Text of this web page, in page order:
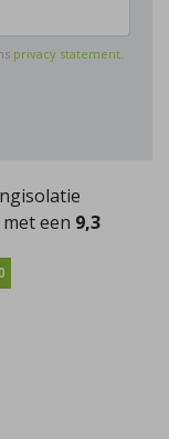
privacy statement.
een 9,3